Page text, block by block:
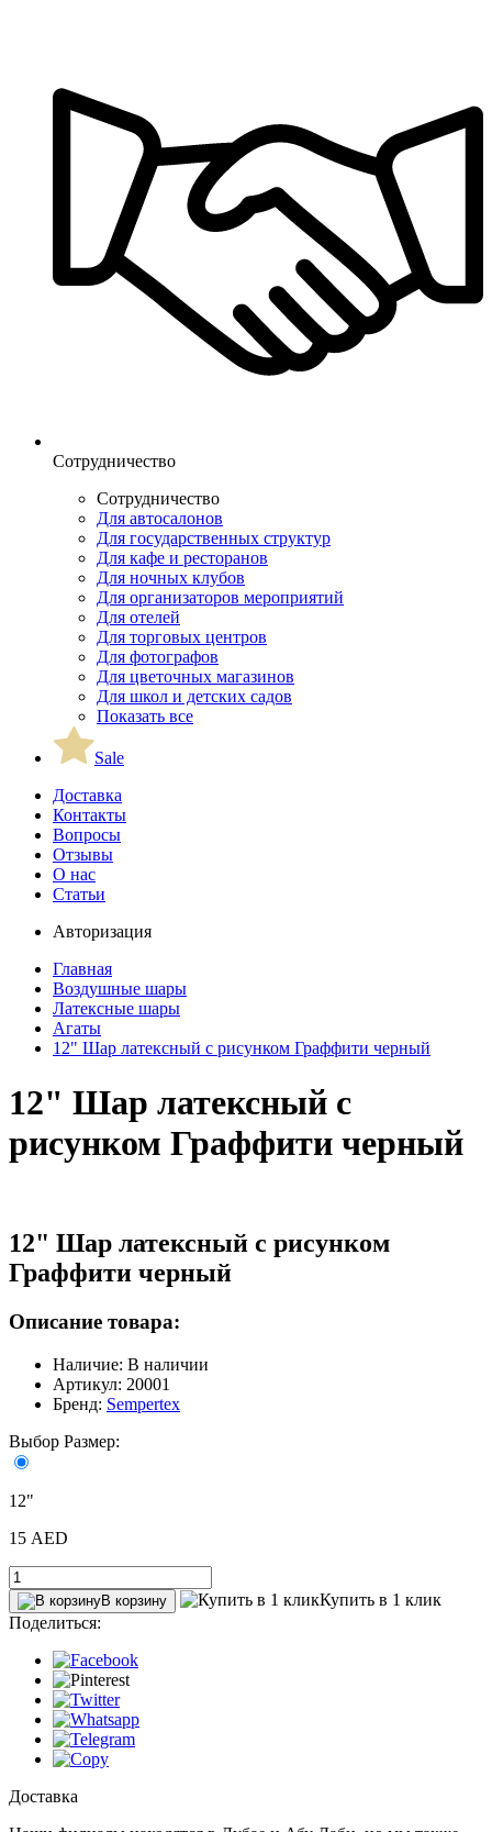
Сотрудничество
Сотрудничество
Для автосалонов
Для государственных структур
Для кафе и ресторанов
Для ночных клубов
Для организаторов мероприятий
Для отелей
Для торговых центров
Для фотографов
Для цветочных магазинов
Для школ и детских садов
Показать все
Sale
Доставка
Контакты
Вопросы
Отзывы
О нас
Статьи
Авторизация
Главная
Воздушные шары
Латексные шары
Агаты
12" Шар латексный с рисунком Граффити черный
12" Шар латексный с
рисунком Граффити черный
12" Шар латексный с рисунком
Граффити черный
Описание товара:
Наличие: В наличии
Артикул: 20001
Бренд: Sempertex
Выбор Размер:
12"
15 AED
В корзину
Купить в 1 клик
Поделиться:
Доставка